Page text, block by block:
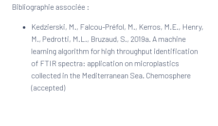
Bibliographie associée :
Kedzierski, M., Falcou-Préfol, M., Kerros, M.E., Henry,
M., Pedrotti, M.L., Bruzaud, S., 2019a. A machine
learning algorithm for high throughput identification
of FTIR spectra: application on microplastics
collected in the Mediterranean Sea. Chemosphere
(accepted)